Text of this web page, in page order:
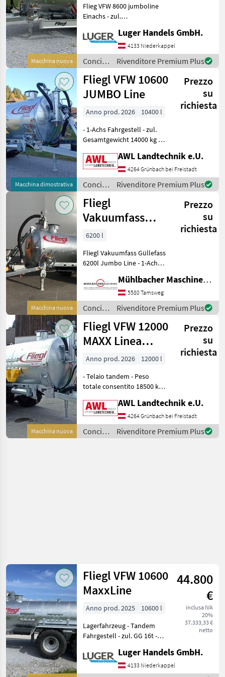
Macchina nuova
Flieg VFW 8600 jumboline
Einachs - zul.
Untenanhängung mit
Zugöse - 2-Kreis Druckluft
mit ALB - Fasskippzylinder
mit Fallstützfuß - 25
Luger Handels GmbH.
4133 Niederkappel
Concimazione
e
irrigazione
/ Fliegl
Rivenditore Premium Plus
Macchina dimostrativa
Fliegl VFW 10600
JUMBO Line
Prezzo
su
richiesta
Anno prod. 2026
10400 l
- 1-Achs Fahrgestell - zul.
Gesamtgewicht 14000 kg -
Untenanhängung -
Kugelkopf K80 - 2-Kreis-
Druckluftbremse mit ALB -
Deichselfederun
AWL Landtechnik e.U.
4264 Grünbach bei Freistadt
Concimazione
e
irrigazione
/ Fliegl
Rivenditore Premium Plus
Macchina nuova
Fliegl
Vakuumfass
6200l Jumbo
Line Güllefass
Prezzo
su
richiesta
6200 l
Fliegl Vakuumfass Güllefass
6200l Jumbo Line - 1-Achs
Achse - zul. Gesamtgewicht
8.000kg (entspricht 7.000kg
Achslast zzgl. 1.000kg Stüt
Mühlbacher Maschinen GmbH
5580 Tamsweg
Concimazione
e
irrigazione
/ Fliegl
Rivenditore Premium Plus
Macchina nuova
Fliegl VFW 12000
MAXX Linea
Tandem
Prezzo
su
richiesta
Anno prod. 2026
12000 l
- Telaio tandem - Peso
totale consentito 18500 kg -
inferiore - Occhione di
traino DIN 40 - Sospensione
della barra di traino
comprens
AWL Landtechnik e.U.
4264 Grünbach bei Freistadt
Concimazione
e
Rivenditore Premium Plus
Fliegl VFW 10600
MaxxLine
44.800
€
inclusa IVA
20%
37.333,33 €
netto
Anno prod. 2025
10600 l
Lagerfahrzeug - Tandem
Fahrgestell - zul. GG 16t -
Zugöse - Fasskippzylinder
mit Fallstützfuß - 2-Kreis
Luger Handels GmbH.
4133 Niederkappel